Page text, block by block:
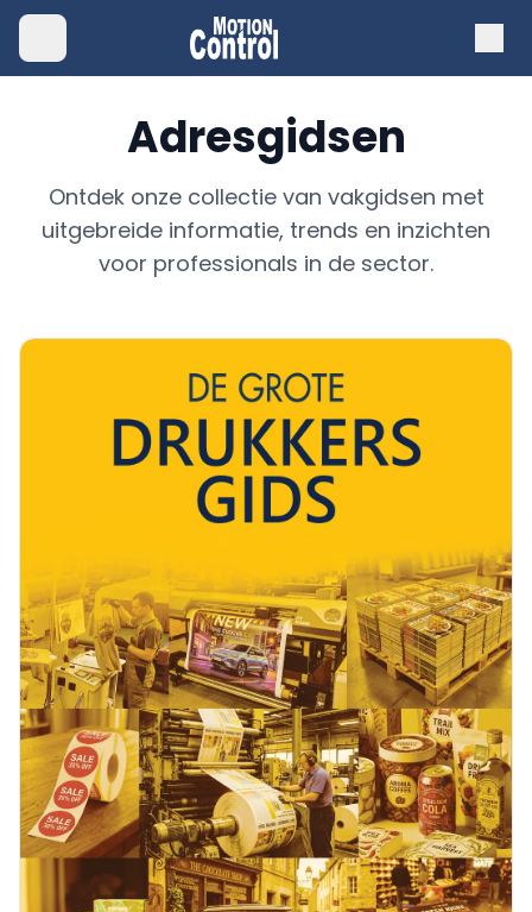
Adresgidsen
Ontdek onze collectie van vakgidsen met
uitgebreide informatie, trends en inzichten
voor professionals in de sector.